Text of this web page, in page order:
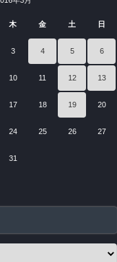
木 金 土 日
3 4 5 6
10 11 12 13
17 18 19 20
24 25 26 27
31